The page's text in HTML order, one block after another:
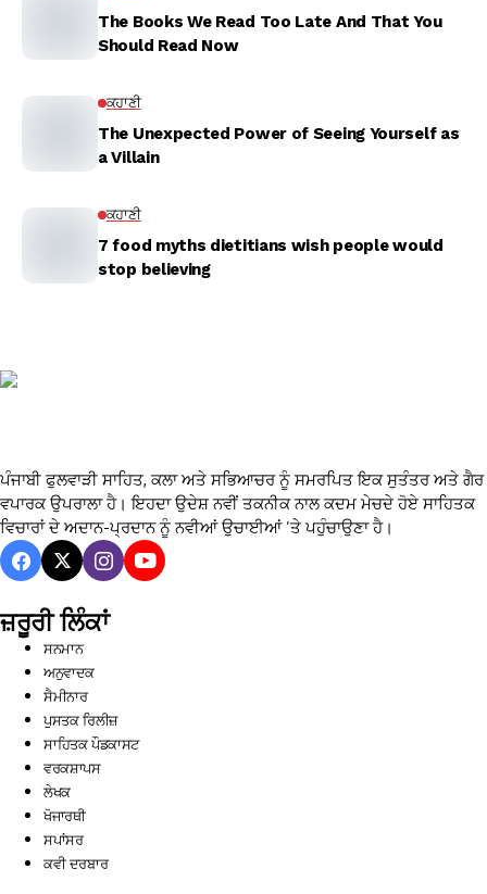
The Books We Read Too Late And That You
Should Read Now
ਕਹਾਣੀ
The Unexpected Power of Seeing Yourself as
a Villain
ਕਹਾਣੀ
7 food myths dietitians wish people would
stop believing
ਪੰਜਾਬੀ ਫੁਲਵਾੜੀ ਸਾਹਿਤ, ਕਲਾ ਅਤੇ ਸਭਿਆਚਰ ਨੂੰ ਸਮਰਪਿਤ ਇਕ ਸੁਤੰਤਰ ਅਤੇ ਗੈਰ
ਵਪਾਰਕ ਉਪਰਾਲਾ ਹੈ। ਇਹਦਾ ਉਦੇਸ਼ ਨਵੀਂ ਤਕਨੀਕ ਨਾਲ ਕਦਮ ਮੇਚਦੇ ਹੋਏ ਸਾਹਿਤਕ
ਵਿਚਾਰਾਂ ਦੇ ਅਦਾਨ-ਪ੍ਰਦਾਨ ਨੂੰ ਨਵੀਆਂ ਉਚਾਈਆਂ ’ਤੇ ਪਹੁੰਚਾਉਣਾ ਹੈ।
ਜ਼ਰੂਰੀ ਲਿੰਕਾਂ
ਸਨਮਾਨ
ਅਨੁਵਾਦਕ
ਸੈਮੀਨਾਰ
ਪੁਸਤਕ ਰਿਲੀਜ਼
ਸਾਹਿਤਕ ਪੌਡਕਾਸਟ
ਵਰਕਸ਼ਾਪਸ
ਲੇਖਕ
ਖੋਜਾਰਥੀ
ਸਪਾਂਸਰ
ਕਵੀ ਦਰਬਾਰ